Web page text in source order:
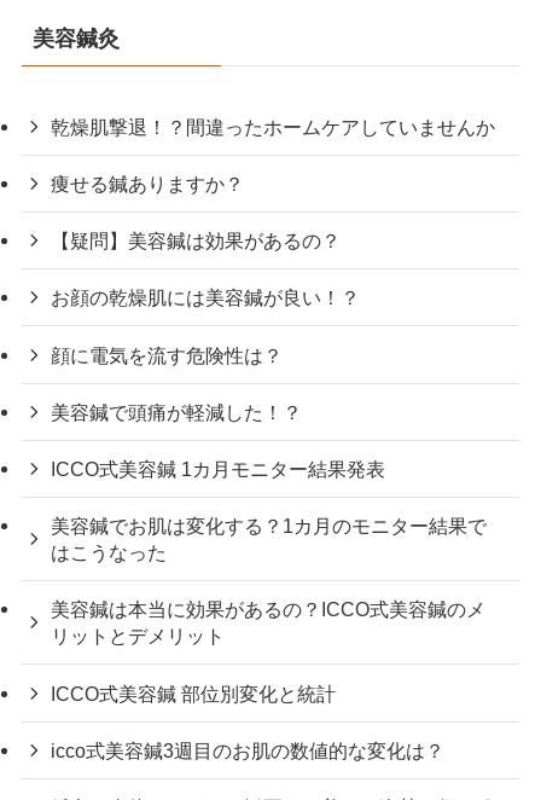
美容鍼灸
乾燥肌撃退！？間違ったホームケアしていませんか
痩せる鍼ありますか？
【疑問】美容鍼は効果があるの？
お顔の乾燥肌には美容鍼が良い！？
顔に電気を流す危険性は？
美容鍼で頭痛が軽減した！？
ICCO式美容鍼 1カ月モニター結果発表
美容鍼でお肌は変化する？1カ月のモニター結果で
はこうなった
美容鍼は本当に効果があるの？ICCO式美容鍼のメ
リットとデメリット
ICCO式美容鍼 部位別変化と統計
icco式美容鍼3週目のお肌の数値的な変化は？